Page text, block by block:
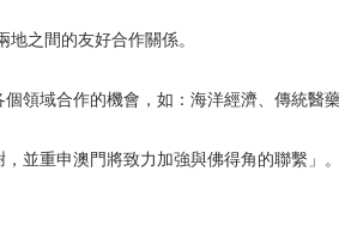
之間的友好合作關係。
領域合作的機會，如：海洋經濟、傳統醫
並重申澳門將致力加強與佛得角的聯繫」。